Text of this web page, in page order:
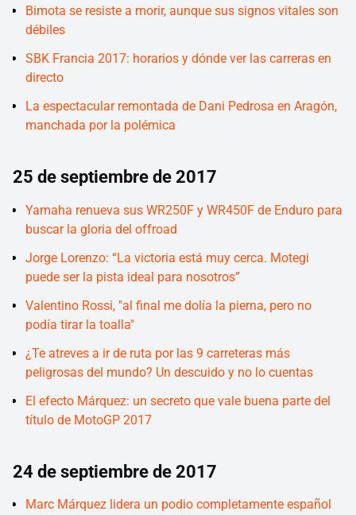
Bimota se resiste a morir, aunque sus signos vitales son
débiles
SBK Francia 2017: horarios y dónde ver las carreras en
directo
La espectacular remontada de Dani Pedrosa en Aragón,
manchada por la polémica
25 de septiembre de 2017
Yamaha renueva sus WR250F y WR450F de Enduro para
buscar la gloria del offroad
Jorge Lorenzo: “La victoria está muy cerca. Motegi
puede ser la pista ideal para nosotros”
Valentino Rossi, "al final me dolía la pierna, pero no
podía tirar la toalla"
¿Te atreves a ir de ruta por las 9 carreteras más
peligrosas del mundo? Un descuido y no lo cuentas
El efecto Márquez: un secreto que vale buena parte del
título de MotoGP 2017
24 de septiembre de 2017
Marc Márquez lidera un podio completamente español